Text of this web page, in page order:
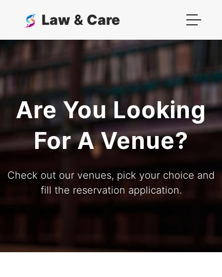
Law & Care
Are You Looking
For A Venue?
Check out our venues, pick your choice and
fill the reservation application.